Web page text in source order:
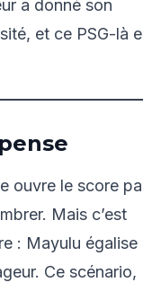
a donné son
et ce PSG-là
ouvre le score
Mais c’est
: Mayulu égalise
Ce scénario,